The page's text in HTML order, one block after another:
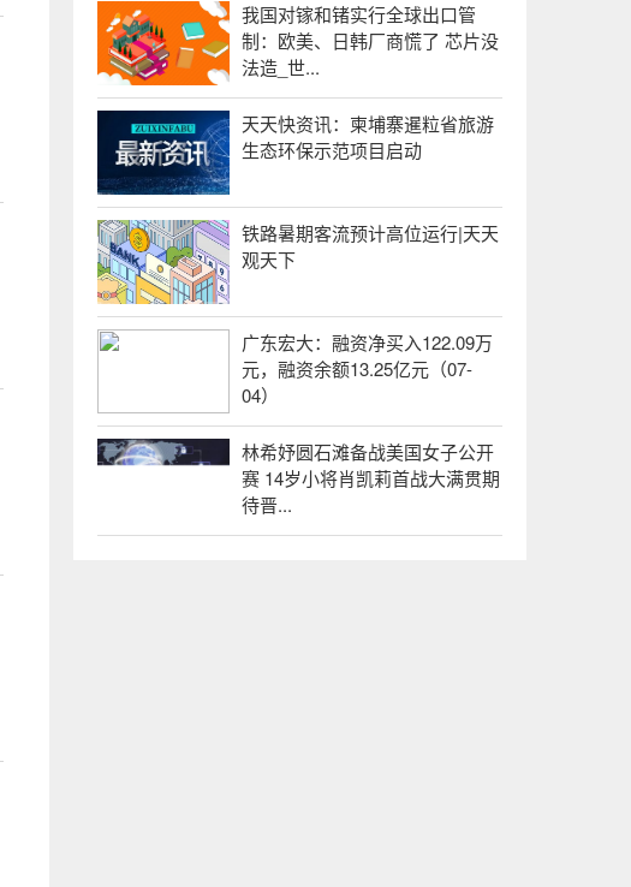
我国对镓和锗实行全球出口管
制：欧美、日韩厂商慌了 芯片没
法造_世...
天天快资讯：柬埔寨暹粒省旅游
生态环保示范项目启动
铁路暑期客流预计高位运行|天天
观天下
广东宏大：融资净买入122.09万
元，融资余额13.25亿元（07-
04）
林希妤圆石滩备战美国女子公开
赛 14岁小将肖凯莉首战大满贯期
待晋...